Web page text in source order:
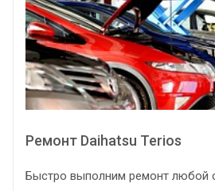
Ремонт Daihatsu Terios
Быстро выполним ремонт любой